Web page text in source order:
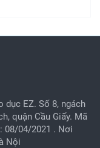
dục EZ. Số 8, ngách
quận Cầu Giấy. Mã
08/04/2021 . Nơi
Nội